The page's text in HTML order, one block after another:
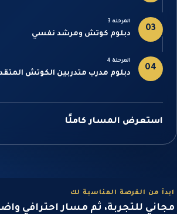
03
المرحلة 3
دبلوم كوتش ومرشد نفسي
04
المرحلة 4
دبلوم مدرب متدربين الكوتش
استعرض المسار كاملًا
ابدأ من الفرصة المناسبة لك
مجاني للتجربة، ثم مسار احترافي